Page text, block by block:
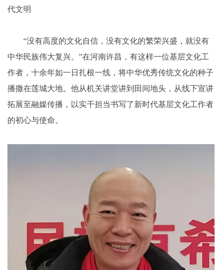
代文明
“没有高度的文化自信，没有文化的繁荣兴盛，就没有
中华民族伟大复兴。”在河南许昌，有这样一位基层文化工
作者，十余年如一日扎根一线，将中华优秀传统文化的种子
播撒在莲城大地。他从机关讲堂讲到田间地头，从线下宣讲
拓展至融媒传播，以实干担当书写了新时代基层文化工作者
的初心与使命。